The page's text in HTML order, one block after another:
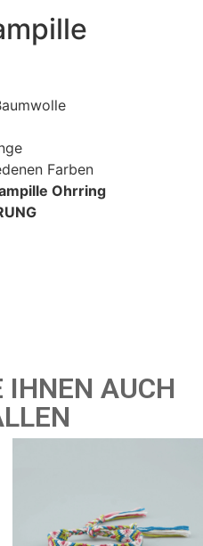
Farben
Ohrring
IHNEN AUCH